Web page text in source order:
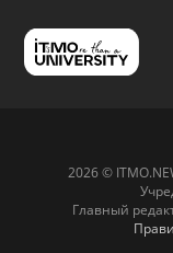
2026 ©
Главный